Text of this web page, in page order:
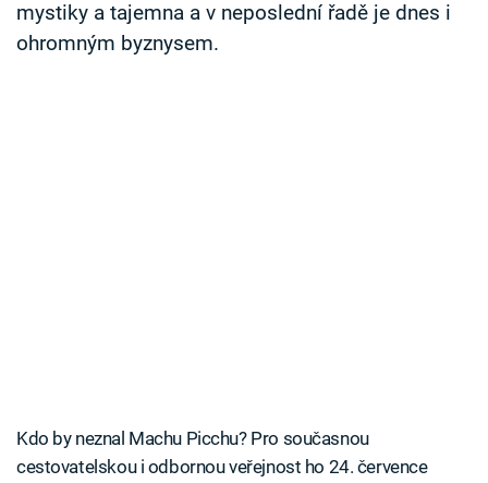
mystiky a tajemna a v neposlední řadě je dnes i
ohromným byznysem.
Kdo by neznal Machu Picchu? Pro současnou
cestovatelskou i odbornou veřejnost ho 24. července